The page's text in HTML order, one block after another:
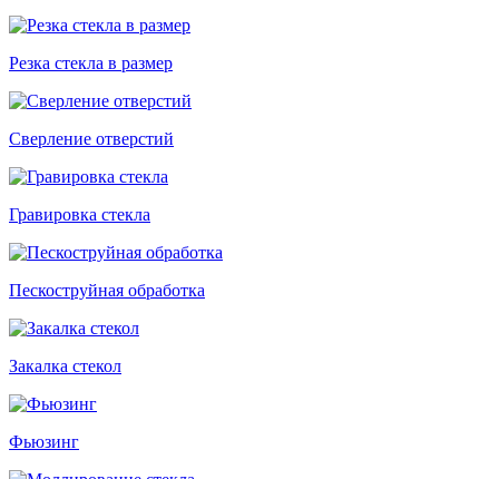
Резка стекла в размер
Сверление отверстий
Гравировка стекла
Пескоструйная обработка
Закалка стекол
Фьюзинг